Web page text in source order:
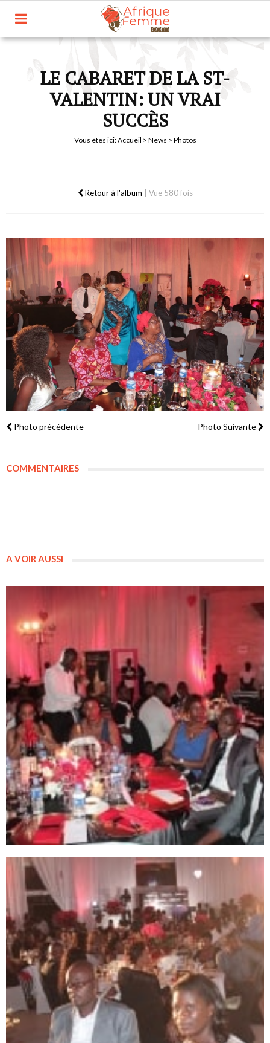
LE CABARET DE LA ST-
VALENTIN: UN VRAI
SUCCÈS
Vous êtes ici:Accueil > News > Photos
Retour à l'album Vue 580 fois
Photo précédente Photo Suivante
COMMENTAIRES
A VOIR AUSSI